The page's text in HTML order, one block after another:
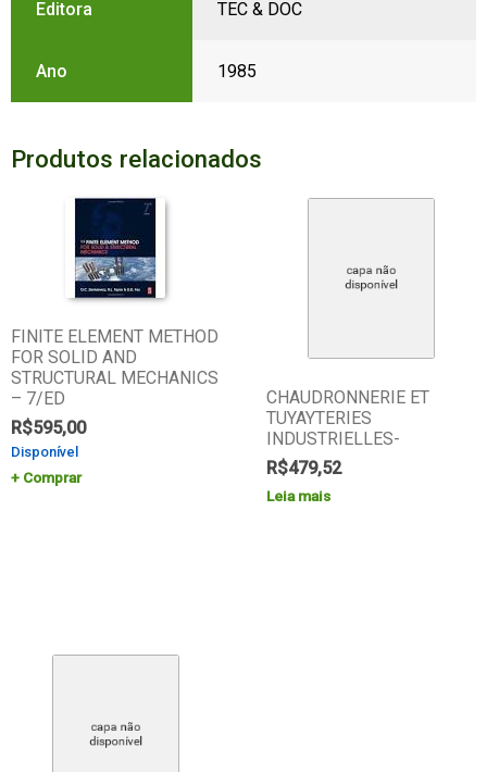
Editora TEC & DOC
Ano 1985
Produtos relacionados
FINITE ELEMENT METHOD
FOR SOLID AND
STRUCTURAL MECHANICS
– 7/ED
R$595,00
Disponível
Comprar
CHAUDRONNERIE ET
TUYAYTERIES
INDUSTRIELLES-
R$479,52
Leia mais